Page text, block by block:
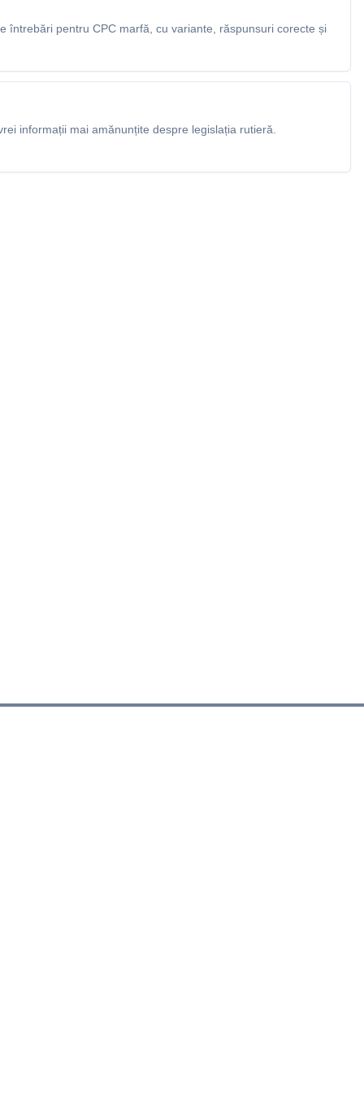
întrebări pentru CPC marfă, cu variante, răspunsuri corecte și
informații mai amănunțite despre legislația rutieră.